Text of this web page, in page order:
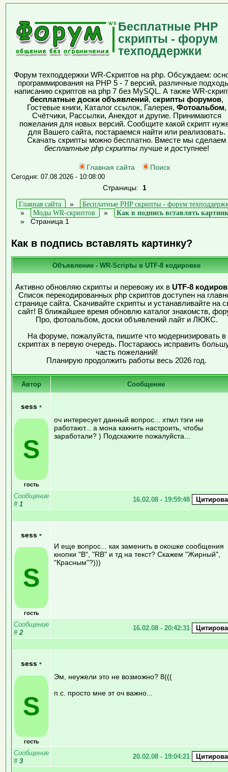
Бесплатные PHP
скрипты - форум
техподдержки
Форум техподдержки WR-Скриптов на php. Обсуждаем:
программирования на PHP 5 - 7 версий, различные
написанию скриптов на php 7 без MySQL. А также WR-
бесплатные доски объявлений, скрипты форумов,
Гостевые книги, Каталог ссылок, Галерея, Фотоальбом,
Счётчики, Рассылки, Анекдот и другие. Принимаются
пожелания для новых версий. Сообщите какой скрипт
для Вашего сайта, постараемся найти или реализовать.
Скачать скрипты можно бесплатно. Вместе мы сделаем
бесплатные php скриптылучше и доступнее!
Главная сайта Поиск
Сегодня: 07.08.2026 - 10:08:00
Страницы: 1
Главная сайта
»
Бесплатные PHP скрипты - форум
»
Моды WR-скриптов »
Как в подпись вставлять
» Страница 1
Как в подпись вставлять картинку?
Объявление - WR-Scriptы в UTF-8 кодировке
Активно обновляю скрипты и перевожу их в UTF-8
Список перекодированных php скриптов доступен на
странице сайта. Скачивайте скрипты и устанавливайте на
сайт! В ближайшее время обновлю каталог знакомств,
Про, фотоальбом, доски объявлений лайт и ЛЮКС.
На форуме, пожалуйста, пишите что модернизировать в
скриптах в первую очередь. Постараюсь исправить
часть пожеланий!
Планирую продолжить работы весь 2026 год.
Автор Сообщение
sess •
S
гость
оч интересует данный вопрос... хтмл тэги не
работают... а мона какнить настроить, чтобы
заработали? ) Подскажите пожалуйста...
Сообщение
# 1
16.02.08 - 19:59:48
sess •
S
гость
И еще вопрос... как заменить в окошке сообщения
кнопки "B", "RB" и тд на текст? Скажем "Жирный",
"Красным"?)))
Сообщение
# 2
16.02.08 - 20:42:31
sess •
S
гость
Эм, неужели это не возможно? 8(((
п.с. просто мне эт оч важно...
Сообщение
# 3
20.02.08 - 19:04:21